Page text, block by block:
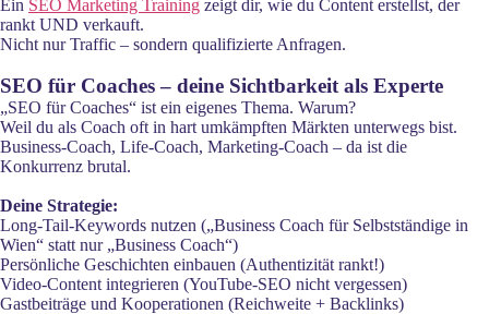
Ein SEO Marketing Training zeigt dir, wie du Content erstellst, der
rankt UND verkauft.
Nicht nur Traffic – sondern qualifizierte Anfragen.
SEO für Coaches – deine Sichtbarkeit als Experte
„SEO für Coaches“ ist ein eigenes Thema. Warum?
Weil du als Coach oft in hart umkämpften Märkten unterwegs bist.
Business-Coach, Life-Coach, Marketing-Coach – da ist die
Konkurrenz brutal.
Deine Strategie:
Long-Tail-Keywords nutzen („Business Coach für Selbstständige in
Wien“ statt nur „Business Coach“)
Persönliche Geschichten einbauen (Authentizität rankt!)
Video-Content integrieren (YouTube-SEO nicht vergessen)
Gastbeiträge und Kooperationen (Reichweite + Backlinks)